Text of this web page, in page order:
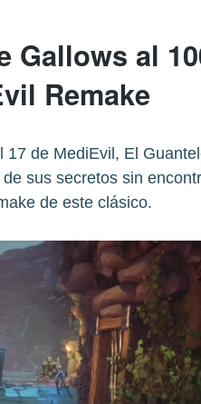
Gallows al
Remake
de MediEvil, El
sus secretos sin
de este clásico.